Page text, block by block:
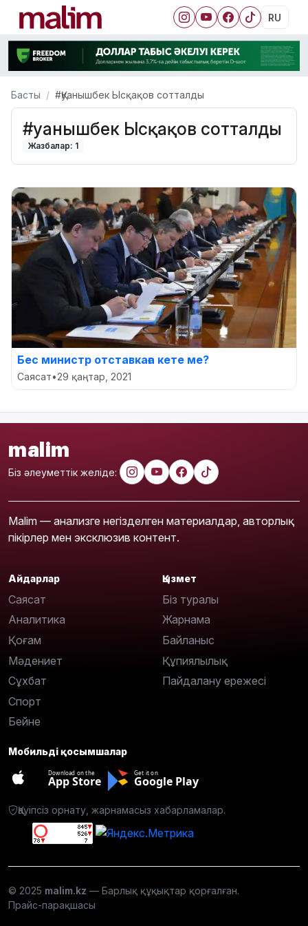
RU
Басты #Қуанышбек Ысқақов сотталды
#Қуанышбек Ысқақов сотталды
Жазбалар: 1
Бес министр отставкаға кете ме?
Саясат•29 қаңтар, 2021
malim
Біз әлеуметтік желіде:
Malim — анализге негізделген материалдар, авторлық
пікірлер мен эксклюзив контент.
Айдарлар
Саясат
Аналитика
Қоғам
Мәдениет
Сұхбат
Спорт
Бейне
Қызмет
Біз туралы
Жарнама
Байланыс
Құпиялылық
Пайдалану ережесі
Мобильді қосымшалар
Download on the
App Store
Get it on
Google Play
Қауіпсіз орнату, жарнамасыз хабарламалар.
© 2025 malim.kz — Барлық құқықтар қорғалған.
Прайс-парақшасы